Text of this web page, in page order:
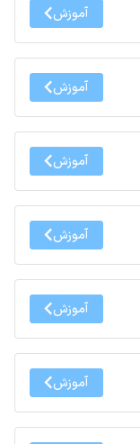
آموزش
آموزش
آموزش
آموزش
آموزش
آموزش